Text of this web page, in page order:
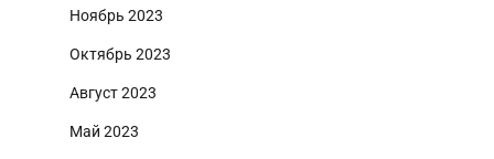
Ноябрь 2023
Октябрь 2023
Август 2023
Май 2023